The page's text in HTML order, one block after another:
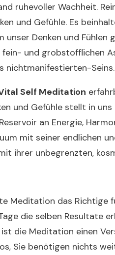
ruhevoller Wachheit.
und Gefühle. Es
unser Denken und Fühlen
fein- und grobstofflichen
nichtmanifestierten-Seins.
Self Meditation
und Gefühle stellt in
an Energie,
mit seiner endlichen
ihrer unbegrenzten,
Meditation das Richtige
die selben Resultate
die Meditation einen
Sie benötigen nichts